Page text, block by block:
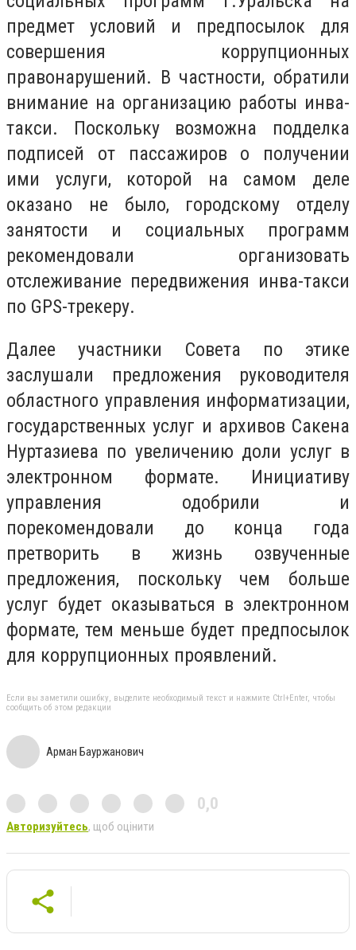
предмет условий и предпосылок для
совершения коррупционных
правонарушений. В частности, обратили
внимание на организацию работы инва-
такси. Поскольку возможна подделка
подписей от пассажиров о получении
ими услуги, которой на самом деле
оказано не было, городскому отделу
занятости и социальных программ
рекомендовали организовать
отслеживание передвижения инва-такси
по GPS-трекеру.
Далее участники Совета по этике
заслушали предложения руководителя
областного управления информатизации,
государственных услуг и архивов Сакена
Нуртазиева по увеличению доли услуг в
электронном формате. Инициативу
управления одобрили и
порекомендовали до конца года
претворить в жизнь озвученные
предложения, поскольку чем больше
услуг будет оказываться в электронном
формате, тем меньше будет предпосылок
для коррупционных проявлений.
Если вы заметили ошибку, выделите необходимый текст и нажмите Ctrl+Enter, чтобы
сообщить об этом редакции
Арман Бауржанович
0,0
Авторизуйтесь, щоб оцінити